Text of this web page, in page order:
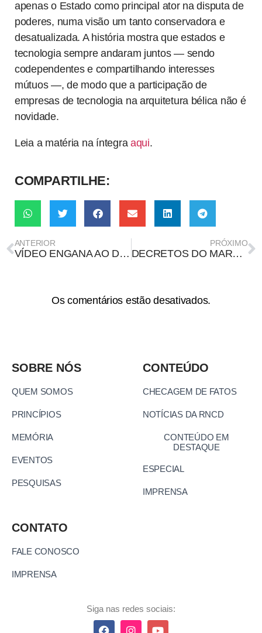
apenas o Estado como principal ator na disputa de
poderes, numa visão um tanto conservadora e
desatualizada. A história mostra que estados e
tecnologia sempre andaram juntos — sendo
codependentes e compartilhando interesses
mútuos —, de modo que a participação de
empresas de tecnologia na arquitetura bélica não é
novidade.
Leia a matéria na íntegra aqui.
COMPARTILHE:
ANTERIOR
VÍDEO ENGANA AO DIZER QUE TSE “FAZ O FAVOR DE SUMIR COM O VOTO” NAS ELEIÇÕES
PRÓXIMO
DECRETOS DO MARCO CIVIL DA INTERNET SÃO AFIRMAÇÕES DA CONSTITUIÇÃO
Os comentários estão desativados.
SOBRE NÓS
QUEM SOMOS
PRINCÍPIOS
MEMÓRIA
EVENTOS
PESQUISAS
CONTEÚDO
CHECAGEM DE FATOS
NOTÍCIAS DA RNCD
CONTEÚDO EM
DESTAQUE
ESPECIAL
IMPRENSA
CONTATO
FALE CONOSCO
IMPRENSA
Siga nas redes sociais: